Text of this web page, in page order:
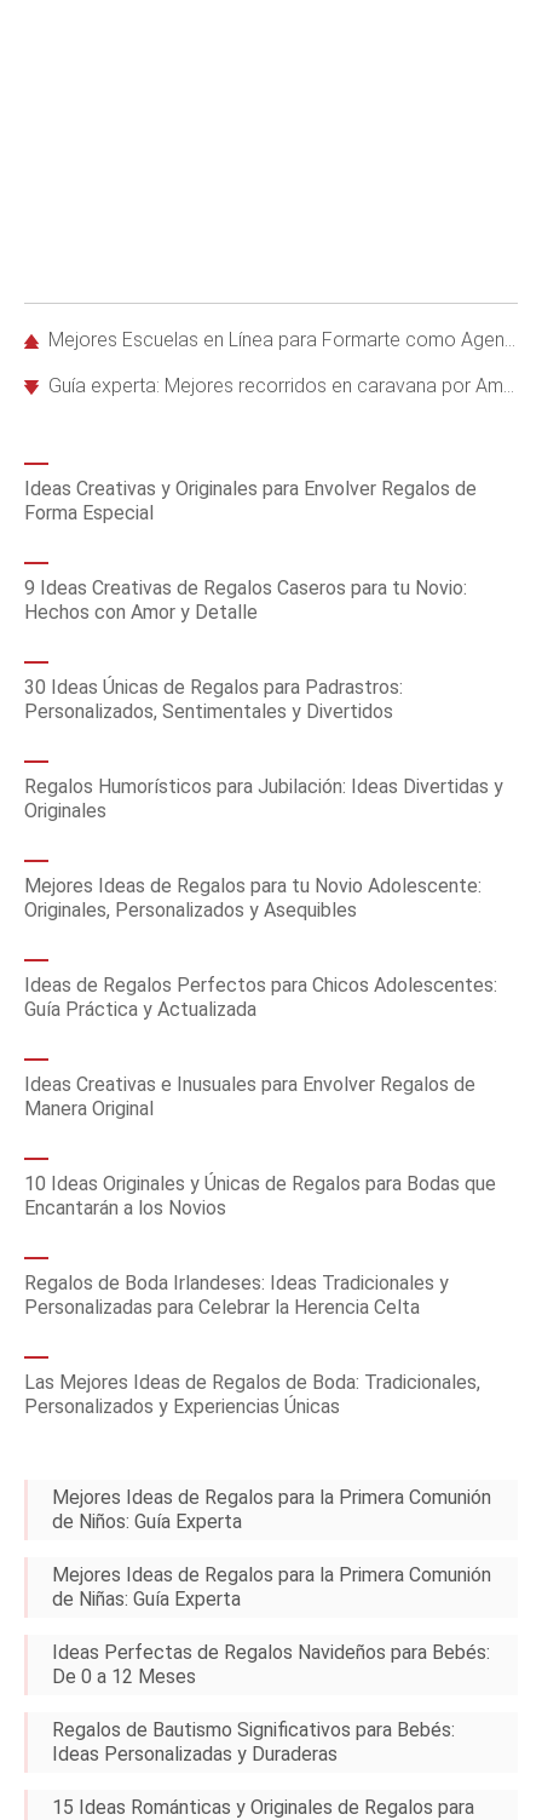
Mejores Escuelas en Línea para Formarte como Agente de Viajes Certificado
Guía experta: Mejores recorridos en caravana por América Latina con Caravan Tours
Ideas Creativas y Originales para Envolver Regalos de
Forma Especial
9 Ideas Creativas de Regalos Caseros para tu Novio:
Hechos con Amor y Detalle
30 Ideas Únicas de Regalos para Padrastros:
Personalizados, Sentimentales y Divertidos
Regalos Humorísticos para Jubilación: Ideas Divertidas y
Originales
Mejores Ideas de Regalos para tu Novio Adolescente:
Originales, Personalizados y Asequibles
Ideas de Regalos Perfectos para Chicos Adolescentes:
Guía Práctica y Actualizada
Ideas Creativas e Inusuales para Envolver Regalos de
Manera Original
10 Ideas Originales y Únicas de Regalos para Bodas que
Encantarán a los Novios
Regalos de Boda Irlandeses: Ideas Tradicionales y
Personalizadas para Celebrar la Herencia Celta
Las Mejores Ideas de Regalos de Boda: Tradicionales,
Personalizados y Experiencias Únicas
Mejores Ideas de Regalos para la Primera Comunión
de Niños: Guía Experta
Mejores Ideas de Regalos para la Primera Comunión
de Niñas: Guía Experta
Ideas Perfectas de Regalos Navideños para Bebés:
De 0 a 12 Meses
Regalos de Bautismo Significativos para Bebés:
Ideas Personalizadas y Duraderas
15 Ideas Románticas y Originales de Regalos para